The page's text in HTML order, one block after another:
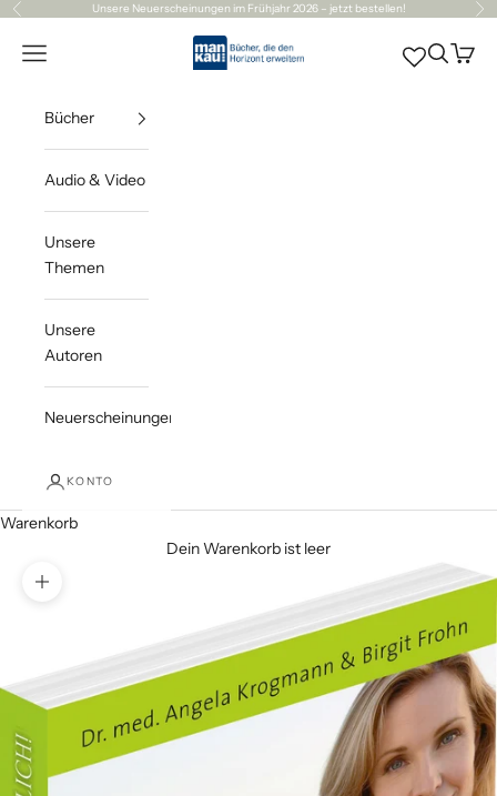
Zum Inhalt springen
Zurück Unsere Neuerscheinungen im Frühjahr 2026 – jetzt bestellen! Vor
Mankau Verlag
Navigationsmenü öffnen Suche
Bücher
Audio & Video
Unsere
Themen
Unsere
Autoren
Neuerscheinungen
KONTO
Warenkorb
Dein Warenkorb ist leer
Bild vergrößern